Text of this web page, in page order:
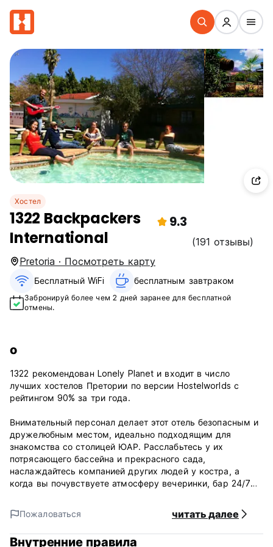
Хостел
1322 Backpackers
International
9.3
(191 отзывы)
Pretoria · Посмотреть карту
Бесплатный WiFi бесплатным завтраком‎
Забронируй более чем 2 дней заранее для бесплатной
отмены.
о
1322 рекомендован Lonely Planet и входит в число
лучших хостелов Претории по версии Hostelworlds с
рейтингом 90% за три года.
Внимательный персонал делает этот отель безопасным и
дружелюбным местом, идеально подходящим для
знакомства со столицей ЮАР. Расслабьтесь у их
потрясающего бассейна и прекрасного сада,
наслаждайтесь компанией других людей у ​​костра, а
когда вы почувствуете атмосферу вечеринки, бар 24/7
Хостел чистый, душ горячий, кровати удобные, во всех
комнатах есть вентиляторы, а в большинстве -
обогреватели. В общежитии Lioness есть две душевые
Пожаловаться читать далее
Внутренние правила